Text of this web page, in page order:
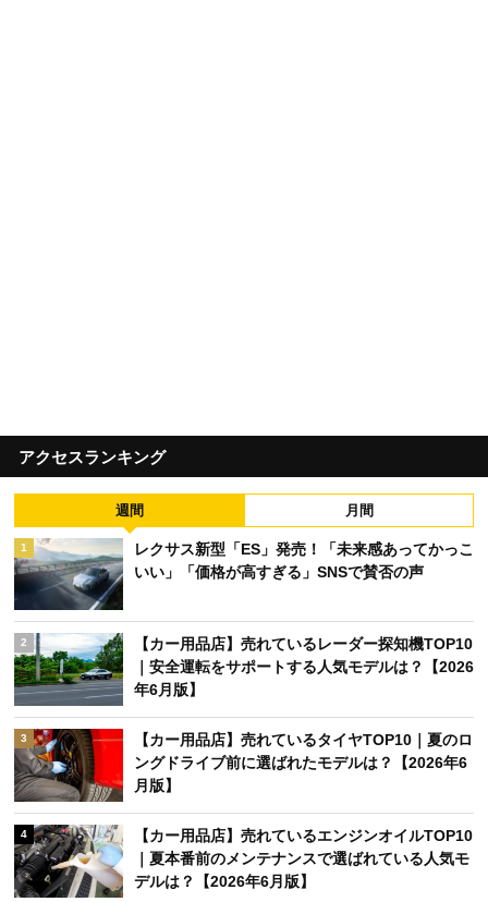
アクセスランキング
週間 月間
1
レクサス新型「ES」発売！「未来感あってかっこ
いい」「価格が高すぎる」SNSで賛否の声
2
【カー用品店】売れているレーダー探知機TOP10
｜安全運転をサポートする人気モデルは？【2026
年6月版】
3
【カー用品店】売れているタイヤTOP10｜夏のロ
ングドライブ前に選ばれたモデルは？【2026年6
月版】
4
【カー用品店】売れているエンジンオイルTOP10
｜夏本番前のメンテナンスで選ばれている人気モ
デルは？【2026年6月版】